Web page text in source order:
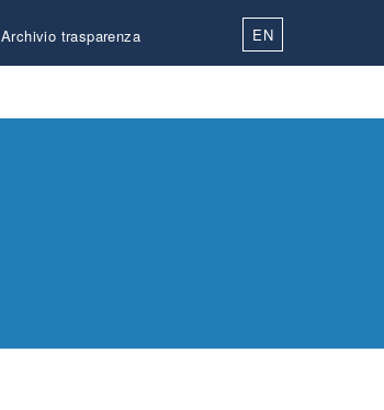
Archivio trasparenza EN